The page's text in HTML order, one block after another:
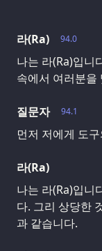
94.0
라(Ra)
나는 라(Ra)입니
속에서 여러분을
94.1
질문자
먼저 저에게 도
라(Ra)
나는 라(Ra)입니
다. 그리 상당한
과 같습니다.